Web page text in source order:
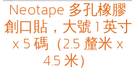
Neotape 多孔橡膠
創口貼，大號 1 英寸
x 5 碼（2.5 釐米 x
4.5 米）